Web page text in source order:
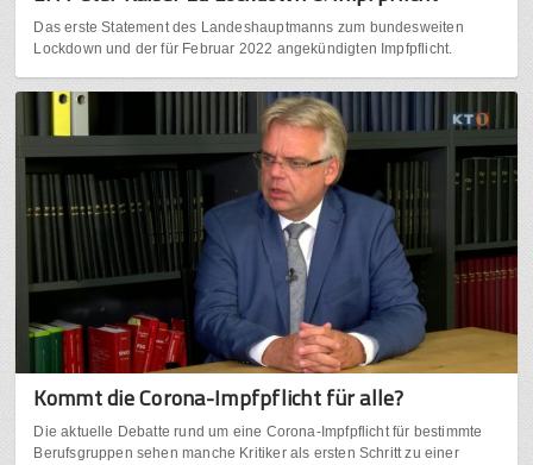
Das erste Statement des Landeshauptmanns zum bundesweiten
Lockdown und der für Februar 2022 angekündigten Impfpflicht.
Kommt die Corona-Impfpflicht für alle?
Die aktuelle Debatte rund um eine Corona-Impfpflicht für bestimmte
Berufsgruppen sehen manche Kritiker als ersten Schritt zu einer